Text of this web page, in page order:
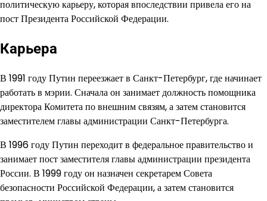
политическую карьеру, которая впоследствии привела его на
пост Президента Российской Федерации.
Карьера
В 1991 году Путин переезжает в Санкт-Петербург, где начинает
работать в мэрии. Сначала он занимает должность помощника
директора Комитета по внешним связям, а затем становится
заместителем главы администрации Санкт-Петербурга.
В 1996 году Путин переходит в федеральное правительство и
занимает пост заместителя главы администрации президента
России. В 1999 году он назначен секретарем Совета
безопасности Российской Федерации, а затем становится